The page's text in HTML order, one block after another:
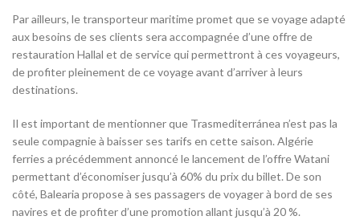
Par ailleurs, le transporteur maritime promet que se voyage adapté
aux besoins de ses clients sera accompagnée d’une offre de
restauration Hallal et de service qui permettront à ces voyageurs,
de profiter pleinement de ce voyage avant d’arriver à leurs
destinations.
Il est important de mentionner que Trasmediterránea n’est pas la
seule compagnie à baisser ses tarifs en cette saison. Algérie
ferries a précédemment annoncé le lancement de l’offre Watani
permettant d’économiser jusqu’à 60% du prix du billet. De son
côté, Balearia propose à ses passagers de voyager à bord de ses
navires et de profiter d’une promotion allant jusqu’à 20 %.